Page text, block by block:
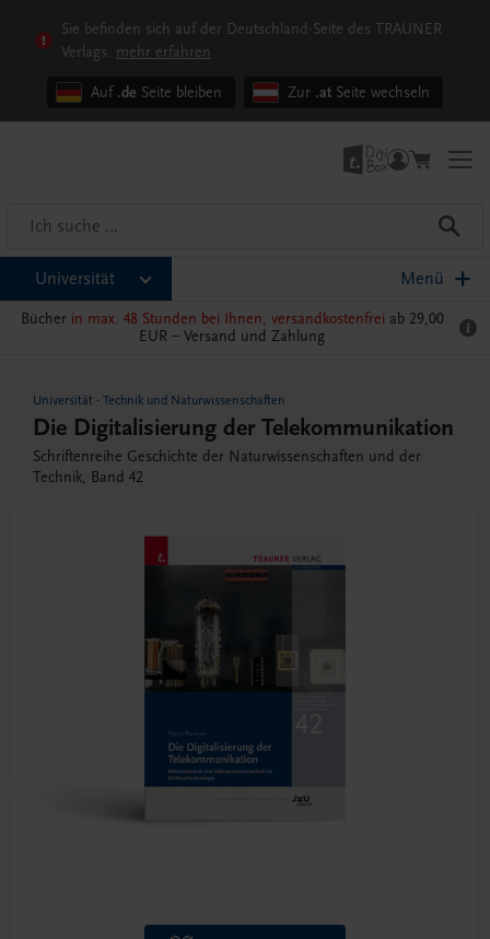
Sie befinden sich auf der Deutschland-Seite des TRAUNER
Verlags. mehr erfahren
Auf .de Seite bleiben Zur .at Seite wechseln
Universität Menü
Bücher in max. 48 Stunden bei Ihnen, versandkostenfrei ab 29,00
EUR – Versand und Zahlung
Universität - Technik und Naturwissenschaften
Die Digitalisierung der Telekommunikation
Schriftenreihe Geschichte der Naturwissenschaften und der
Technik, Band 42